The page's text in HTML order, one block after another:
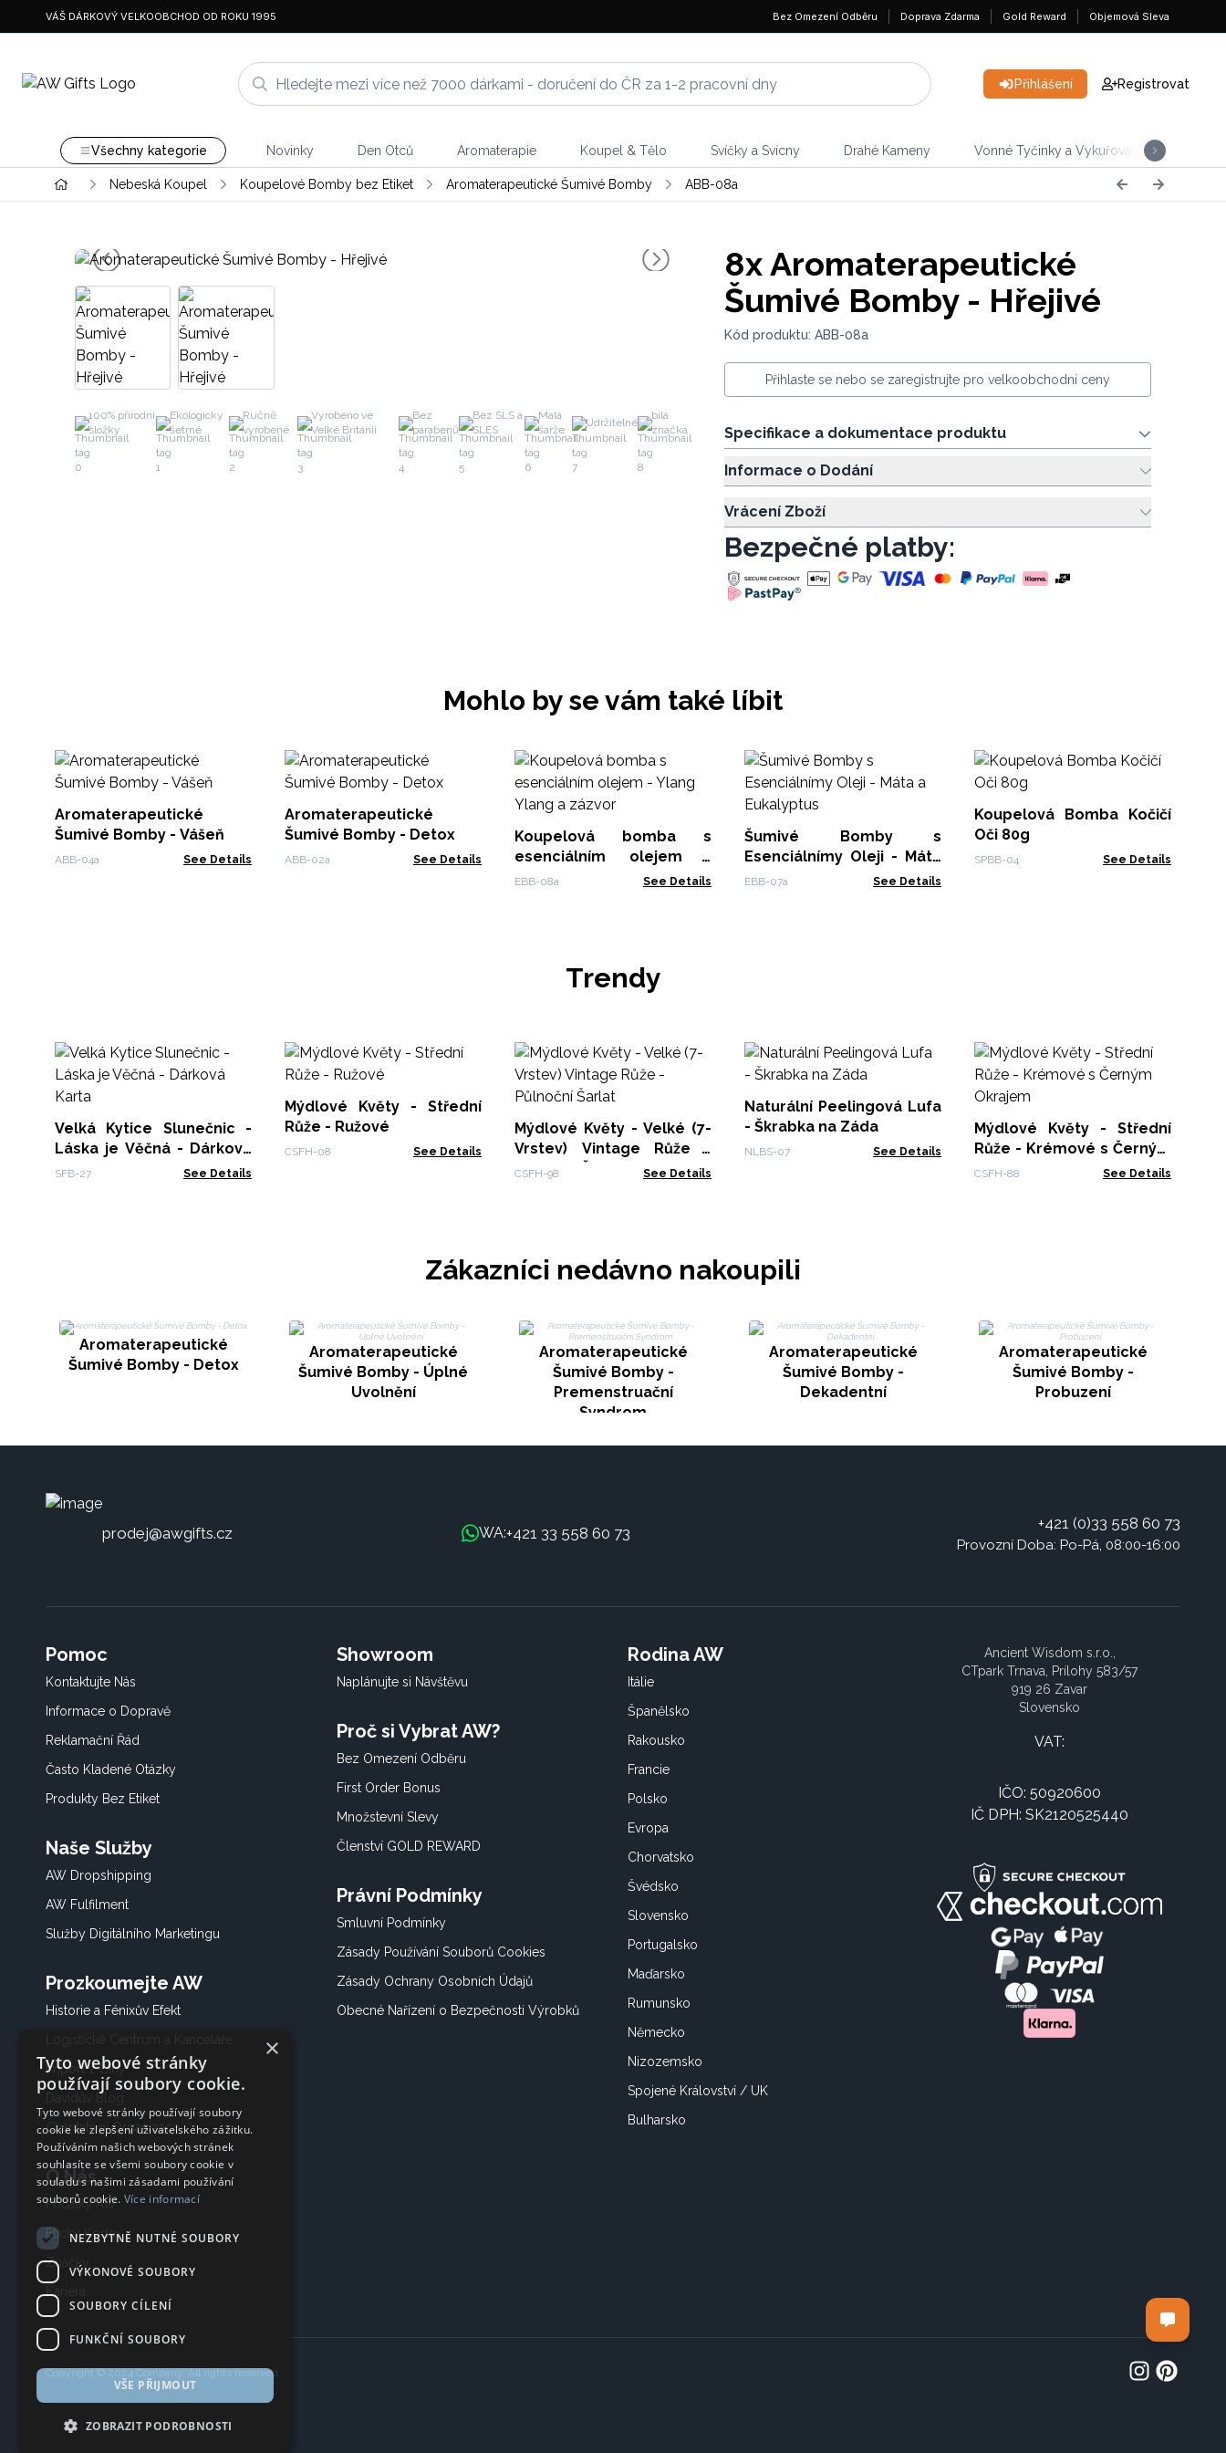
VÁŠ DÁRKOVÝ VELKOOBCHOD OD ROKU 1995 Bez Omezení Odběru Doprava Zdarma Gold Reward Objemová Sleva
Přihlášení Registrovat
Všechny kategorie Novinky Den Otců Aromaterapie Koupel & Tělo Svíčky a Svícny Drahé Kameny Vonné Tyčinky a Vykuřovadla
Nebeská Koupel Koupelové Bomby bez Etiket Aromaterapeutické Šumivé Bomby ABB-08a
100% přírodní
složky
Ekologicky
šetrné
Ručně
vyrobené
Vyrobeno ve
Velké Británii
Bez
parabenů
Bez SLS a
SLES
Malá
šarže
Udržitelné
bílá
značka
8xAromaterapeutické
Šumivé Bomby - Hřejivé
Kód produktu: ABB-08a
Přihlaste se nebo se zaregistrujte pro velkoobchodní ceny
Specifikace a dokumentace produktu
Informace o Dodání
Vrácení Zboží
Bezpečné platby:
Mohlo by se vám také líbit
Aromaterapeutické
Šumivé Bomby - Vášeň
ABB-04a See Details
Aromaterapeutické
Šumivé Bomby - Detox
ABB-02a See Details
Koupelová bomba s
esenciálním olejem -
Ylang Ylang a zázvor
EBB-08a See Details
Šumivé Bomby s
Esenciálnímy Oleji - Máta
a Eukalyptus
EBB-07a See Details
Koupelová Bomba Kočičí
Oči 80g
SPBB-04 See Details
Trendy
Velká Kytice Slunečnic -
Láska je Věčná - Dárková
Karta
SFB-27 See Details
Mýdlové Květy - Střední
Růže - Ružové
CSFH-08 See Details
Mýdlové Květy - Velké (7-
Vrstev) Vintage Růže -
Půlnoční Šarlat
CSFH-98 See Details
Naturální Peelingová Lufa
- Škrabka na Záda
NLBS-07 See Details
Mýdlové Květy - Střední
Růže - Krémové s Černým
Okrajem
CSFH-88 See Details
Zákazníci nedávno nakoupili
Aromaterapeutické
Šumivé Bomby - Detox
Aromaterapeutické
Šumivé Bomby - Úplné
Uvolnění
Aromaterapeutické
Šumivé Bomby -
Premenstruační
Syndrom
Aromaterapeutické
Šumivé Bomby -
Dekadentní
Aromaterapeutické
Šumivé Bomby -
Probuzení
prodej@awgifts.cz WA:+421 33 558 60 73
+421 (0)33 558 60 73
Provozní Doba: Po-Pá, 08:00-16:00
Pomoc
Kontaktujte Nás
Informace o Dopravě
Reklamační Řád
Často Kladené Otázky
Produkty Bez Etiket
Naše Služby
AW Dropshipping
AW Fulfilment
Služby Digitálního Marketingu
Prozkoumejte AW
Historie a Fénixův Efekt
Import z Číny
Davidův Blog
Charitativní Organizace
O Nás
Počátky AW
Etický Kodex
Značky
Kariéra
Showroom
Naplánujte si Návštěvu
Proč si Vybrat AW?
Bez Omezení Odběru
First Order Bonus
Množstevní Slevy
Členství GOLD REWARD
Právní Podmínky
Smluvní Podmínky
Zásady Používání Souborů Cookies
Zásady Ochrany Osobních Údajů
Obecné Nařízení o Bezpečnosti Výrobků
Rodina AW
Itálie
Španělsko
Rakousko
Francie
Polsko
Evropa
Chorvatsko
Švédsko
Slovensko
Portugalsko
Maďarsko
Rumunsko
Německo
Nizozemsko
Spojené Království / UK
Bulharsko
Ancient Wisdom s.r.o.,
CTpark Trnava, Prílohy 583/57
919 26 Zavar
Slovensko
VAT:
IČO: 50920600
IČ DPH: SK2120525440
Copyright © 2024 Company, All rights reserved.
×
Tyto webové stránky
používají soubory cookie.
Tyto webové stránky používají soubory
cookie ke zlepšení uživatelského zážitku.
Používáním našich webových stránek
souhlasíte se všemi soubory cookie v
souladu s našimi zásadami používání
souborů cookie. Více informací
NEZBYTNĚ NUTNÉ SOUBORY
VÝKONOVÉ SOUBORY
SOUBORY CÍLENÍ
FUNKČNÍ SOUBORY
VŠE PŘIJMOUT
ZOBRAZIT PODROBNOSTI